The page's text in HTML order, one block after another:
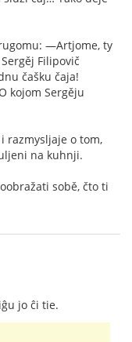
—Artjome, ty
Filipovič
čašku čaja!
kojom Sergěju
razmysljaje o tom,
na kuhnji.
sobě, čto ti
jo ĉi tie.